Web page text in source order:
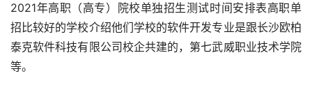
2021年高职（高专）院校单独招生测试时间安排表高职单
招比较好的学校介绍他们学校的软件开发专业是跟长沙欧柏
泰克软件科技有限公司校企共建的，第七武威职业技术学院
等。